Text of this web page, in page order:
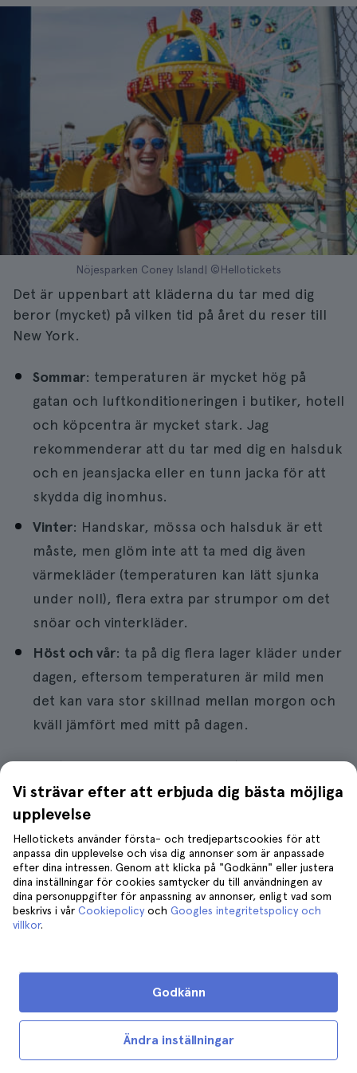
Nöjesparken Coney Island| ©Hellotickets
Det är uppenbart att kläderna du tar med dig
beror (mycket) på vilken tid på året du reser till
New York.
Sommar: temperaturen är mycket hög på
gatan och luftkonditioneringen i butiker, hotell
och köpcentra är mycket stark. Jag
rekommenderar att du tar med dig en halsduk
och en jeansjacka eller en tunn jacka för att
skydda dig inomhus.
Vinter: Handskar, mössa och halsduk är ett
måste, men glöm inte att ta med dig även
värmekläder (temperaturen kan lätt sjunka
under noll), flera extra par strumpor om det
snöar och vinterkläder.
Höst och vår: ta på dig flera lager kläder under
dagen, eftersom temperaturen är mild men
det kan vara stor skillnad mellan morgon och
kväll jämfört med mitt på dagen.
Närdetgällerregnbehöver du inte oroa dig,
eftersom det inte brukar regna så mycket, och
när det regnar dyker det upp hundratals
gatuförsäljare där du kan köpa en paraply på
gatan till ett bra pris.
Passa på att shoppa i New York
Priserna på vissa klädmärken, elektronik eller
resväskanför att få med dig alla dina inköp.
Jag rekommenderar faktiskt att du, förutom att
besöka de typiska butikerna på Manhattan, inte
missar att besökavintage-marknadernasom du
Vi strävar efter att erbjuda dig bästa möjliga
upplevelse
Hellotickets använder första- och tredjepartscookies för att
anpassa din upplevelse och visa dig annonser som är anpassade
efter dina intressen. Genom att klicka på "Godkänn" eller justera
dina inställningar för cookies samtycker du till användningen av
dina personuppgifter för anpassning av annonser, enligt vad som
beskrivs i vår Cookiepolicy och Googles integritetspolicy och
villkor.
Ändra inställningar
Godkänn